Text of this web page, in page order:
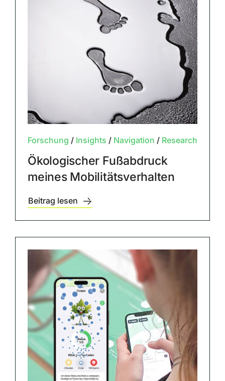
Forschung / Insights / Navigation / Research
Ökologischer Fußabdruck
meines Mobilitätsverhalten
Beitrag lesen